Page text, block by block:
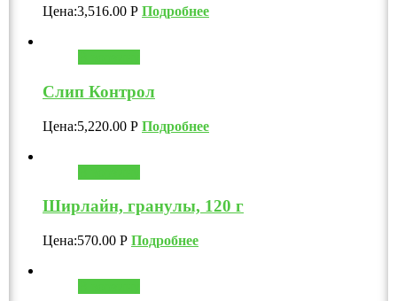
Цена:3,516.00 Р Подробнее
Слип Контрол
Цена:5,220.00 Р Подробнее
Ширлайн, гранулы, 120 г
Цена:570.00 Р Подробнее